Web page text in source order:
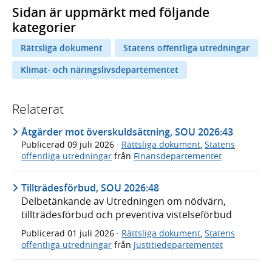
Sidan är uppmärkt med följande
kategorier
Rättsliga dokument
Statens offentliga utredningar
Klimat- och näringslivsdepartementet
Relaterat
Åtgärder mot överskuldsättning, SOU 2026:43
Publicerad 09 juli 2026 · Rättsliga dokument, Statens
offentliga utredningar från Finansdepartementet
Tillträdesförbud, SOU 2026:48
Delbetänkande av Utredningen om nödvärn,
tillträdesförbud och preventiva vistelseförbud
Publicerad 01 juli 2026 · Rättsliga dokument Statens
offentliga utredningar från Justitiedepartementet